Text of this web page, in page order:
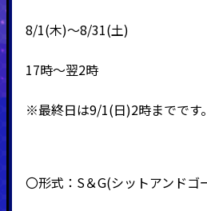
8/1(木)～8/31(土)
17時～翌2時
※最終日は9/1(日)2時までです。
〇形式： S＆G(シットアンドゴ